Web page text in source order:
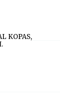
KOPAS,